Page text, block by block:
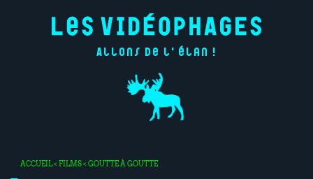
Allons de l'élan !
ACCUEIL< FILMS< GOUTTE À GOUTTE